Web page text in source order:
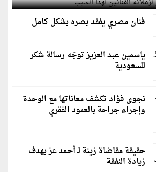
فنان مصري يفقد بصره بشكل كامل
ياسمين عبد العزيز توجّه رسالة شكر
للسعودية
نجوى فؤاد تكشف معاناتها مع الوحدة
وإجراء جراحة بالعمود الفقري
حقيقة مقاضاة زينة لـ أحمد عز بهدف
زيادة النفقة